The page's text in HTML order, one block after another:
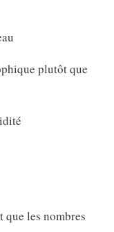
plutôt que
que les nombres